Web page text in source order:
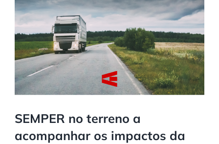
SEMPER no terreno a
acompanhar os impactos da